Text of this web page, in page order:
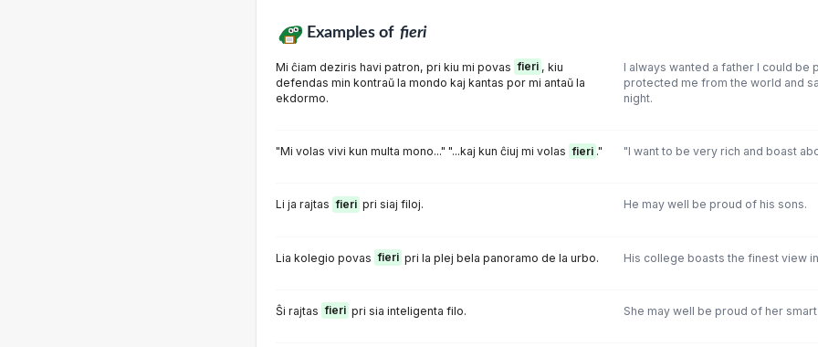
Examples of fieri
Mi ĉiam deziris havi patron, pri kiu mi povas fieri , kiu
defendas min kontraŭ la mondo kaj kantas por mi antaŭ la
ekdormo.
I always wanted a father I could be
protected me from the world and
night.
"Mi volas vivi kun multa mono..." "...kaj kun ĉiuj mi volas fieri ." "l want to be very rich and boast
Li ja rajtas fieri pri siaj filoj. He may well be proud of his sons.
Lia kolegio povas fieri pri la plej bela panoramo de la urbo. His college boasts the finest view
Ŝi rajtas fieri pri sia inteligenta filo. She may well be proud of her